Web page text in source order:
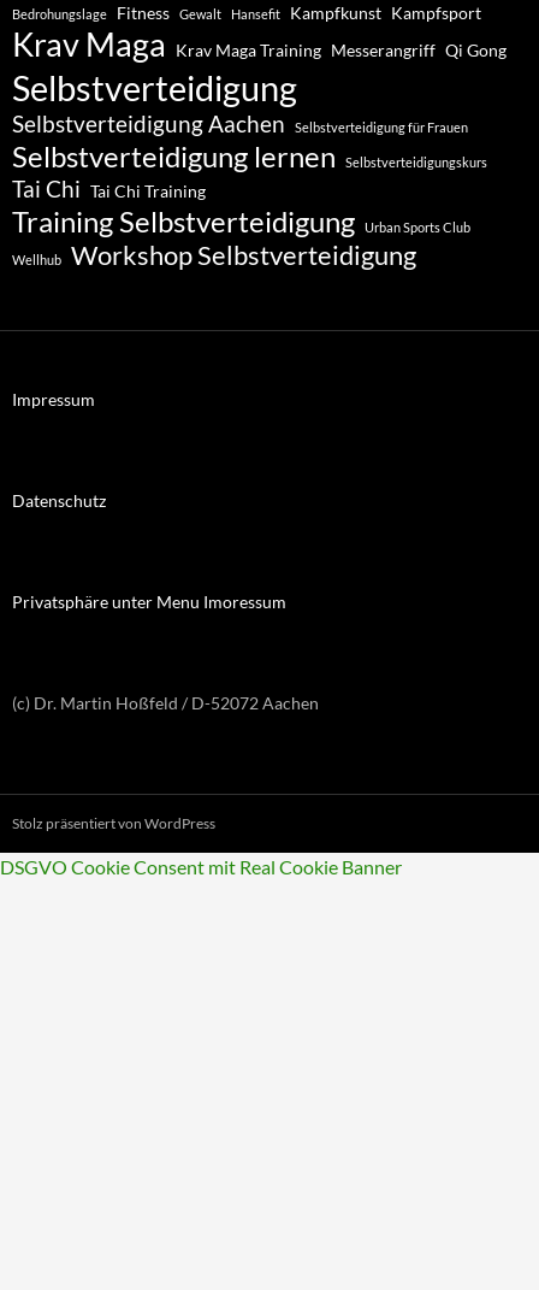
Bedrohungslage Fitness Gewalt Hansefit Kampfkunst Kampfsport
Krav Maga Krav Maga Training Messerangriff Qi Gong
Selbstverteidigung
Selbstverteidigung Aachen Selbstverteidigung für Frauen
Selbstverteidigung lernen Selbstverteidigungskurs
Tai Chi Tai Chi Training
Training Selbstverteidigung Urban Sports Club
Wellhub Workshop Selbstverteidigung
Impressum
Datenschutz
Privatsphäre unter Menu Imoressum
(c) Dr. Martin Hoßfeld / D-52072 Aachen
Stolz präsentiert von WordPress
DSGVO Cookie Consent mit Real Cookie Banner